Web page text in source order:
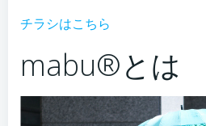
チラシはこちら
mabu®とは